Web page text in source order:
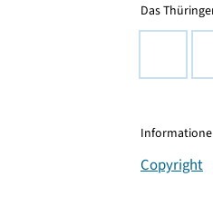
Das
Copyright